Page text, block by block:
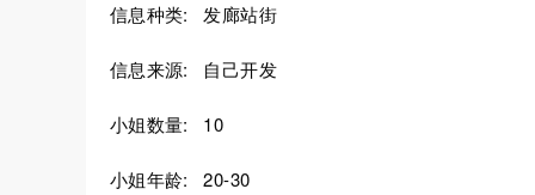
信息种类: 发廊站街
信息来源: 自己开发
小姐数量: 10
小姐年龄: 20-30